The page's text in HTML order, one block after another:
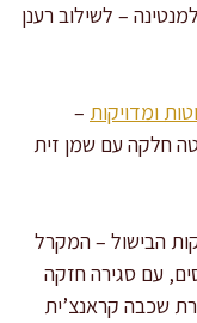
– לשילוב רענן
ומדויקות –
חלקה עם שמן זית
הבישול – המקרל
עם סגירה חזקה
שכבה קראנצ’ית